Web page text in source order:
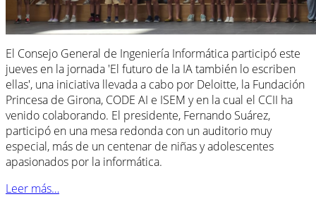
El Consejo General de Ingeniería Informática participó este
jueves en la jornada 'El futuro de la IA también lo escriben
ellas', una iniciativa llevada a cabo por Deloitte, la Fundación
Princesa de Girona, CODE AI e ISEM y en la cual el CCII ha
venido colaborando. El presidente, Fernando Suárez,
participó en una mesa redonda con un auditorio muy
especial, más de un centenar de niñas y adolescentes
apasionados por la informática.
Leer más…